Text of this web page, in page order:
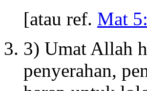
[atau ref. Mat
3) Umat Allah
penyerahan,